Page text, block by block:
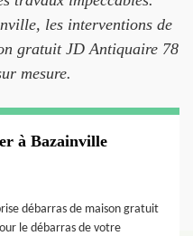
les interventions de
gratuit JD Antiquaire 78
mesure.
à Bazainville
débarras de maison gratuit
le débarras de votre